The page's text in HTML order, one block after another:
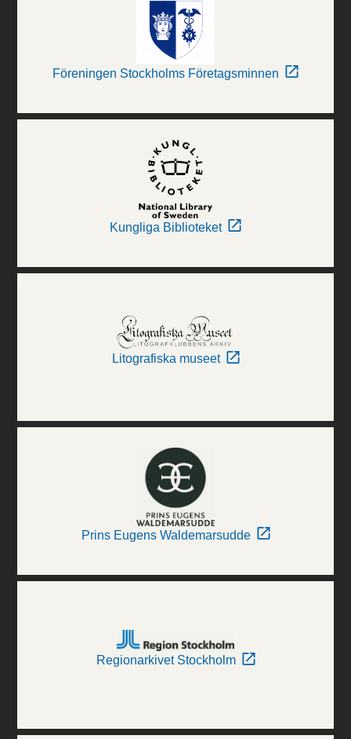
Föreningen Stockholms Företagsminnen
Kungliga Biblioteket
Litografiska museet
Prins Eugens Waldemarsudde
Regionarkivet Stockholm